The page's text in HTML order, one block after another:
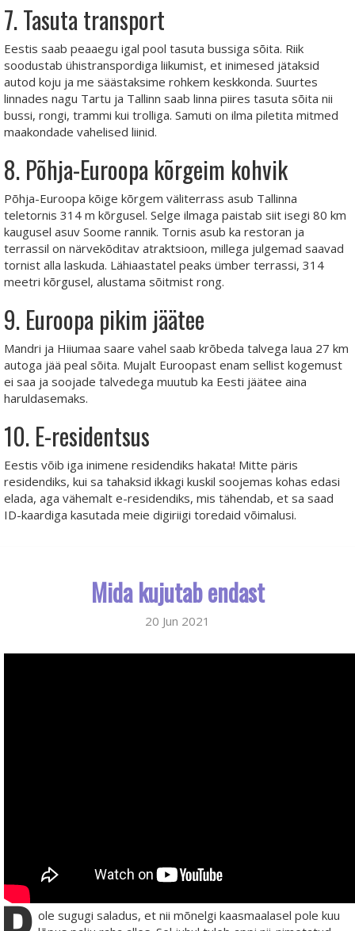
7. Tasuta transport
Eestis saab peaaegu igal pool tasuta bussiga sõita. Riik
soodustab ühistranspordiga liikumist, et inimesed jätaksid
autod koju ja me säästaksime rohkem keskkonda. Suurtes
linnades nagu Tartu ja Tallinn saab linna piires tasuta sõita nii
bussi, rongi, trammi kui trolliga. Samuti on ilma piletita mitmed
maakondade vahelised liinid.
8. Põhja-Euroopa kõrgeim kohvik
Põhja-Euroopa kõige kõrgem väliterrass asub Tallinna
teletornis 314 m kõrgusel. Selge ilmaga paistab siit isegi 80 km
kaugusel asuv Soome rannik. Tornis asub ka restoran ja
terrassil on närvekõditav atraktsioon, millega julgemad saavad
tornist alla laskuda. Lähiaastatel peaks ümber terrassi, 314
meetri kõrgusel, alustama sõitmist rong.
9. Euroopa pikim jäätee
Mandri ja Hiiumaa saare vahel saab krõbeda talvega laua 27 km
autoga jää peal sõita. Mujalt Euroopast enam sellist kogemust
ei saa ja soojade talvedega muutub ka Eesti jäätee aina
haruldasemaks.
10. E-residentsus
Eestis võib iga inimene residendiks hakata! Mitte päris
residendiks, kui sa tahaksid ikkagi kuskil soojemas kohas edasi
elada, aga vähemalt e-residendiks, mis tähendab, et sa saad
ID-kaardiga kasutada meie digiriigi toredaid võimalusi.
Mida kujutab endast
20 Jun 2021
ole sugugi saladus, et nii mõnelgi kaasmaalasel pole kuu